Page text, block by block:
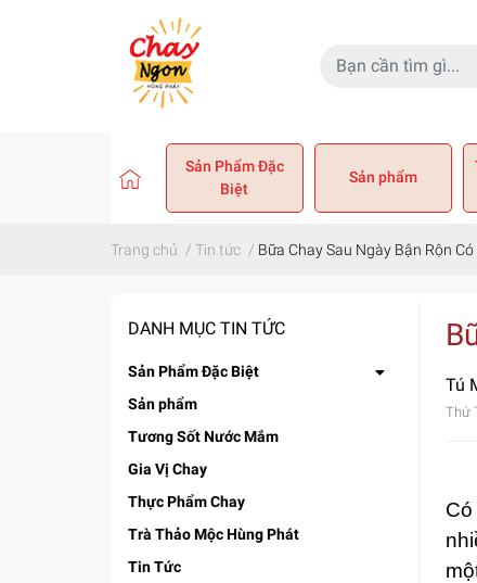
Sản Phẩm Đặc
Biệt
Sản phẩm
Trang chủ / Tin tức / Bữa Chay Sau Ngày Bận Rộn
DANH MỤC TIN TỨC
Sản Phẩm Đặc Biệt
Sản phẩm
Tương Sốt Nước Mắm
Gia Vị Chay
Thực Phẩm Chay
Trà Thảo Mộc Hùng Phát
Tin Tức
Tú
Thứ